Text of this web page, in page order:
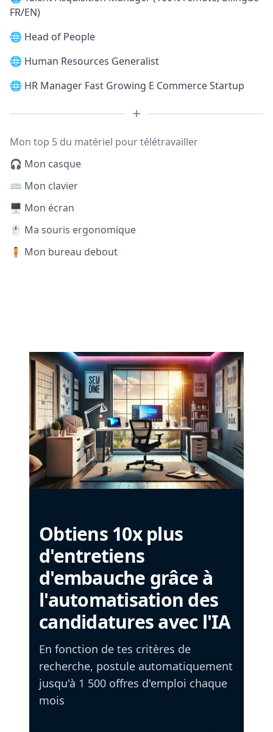
FR/EN)
🌐 Head of People
🌐 Human Resources Generalist
🌐 HR Manager Fast Growing E Commerce Startup
Mon top 5 du matériel pour télétravailler
🎧 Mon casque
⌨️ Mon clavier
🖥️ Mon écran
🖱️ Ma souris ergonomique
🧍 Mon bureau debout
Obtiens 10x plus
d'entretiens
d'embauche grâce à
l'automatisation des
candidatures avec l'IA
En fonction de tes critères de
recherche, postule automatiquement
jusqu'à 1 500 offres d'emploi chaque
mois